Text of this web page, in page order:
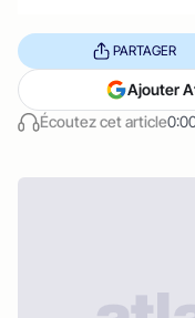
Écoutez cet article
PARTAGER
Ajouter